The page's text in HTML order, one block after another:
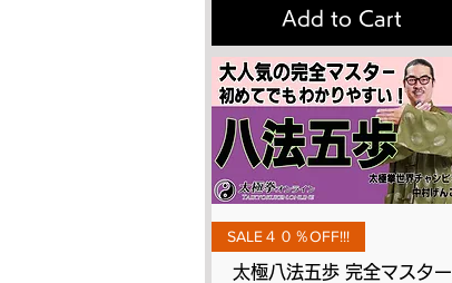
Add to Cart
Quick View
SALE４０％OFF!!!
太極八法五歩 完全マスター